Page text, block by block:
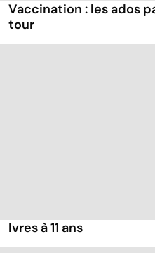
Vaccination : les ados
tour
Ivres à 11 ans